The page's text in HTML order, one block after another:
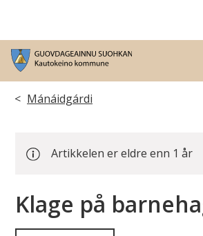
G
u
v
a
Du
her:
Mánáidgárdi
Artikkelen er eldre enn 1 år
Klage på